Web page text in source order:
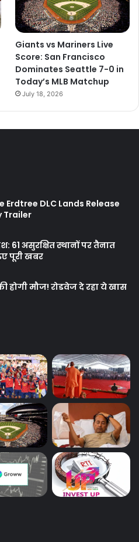
Giants vs Mariners Live
Score: San Francisco
Dominates Seattle 7-0 in
Today’s MLB Matchup
July 18, 2026
Erdtree DLC Lands Release
Trailer
61 असुरक्षित स्थानों पर तैनात
पूरी खबर
होगी मौज! रोडवेज दे रहा ये खास